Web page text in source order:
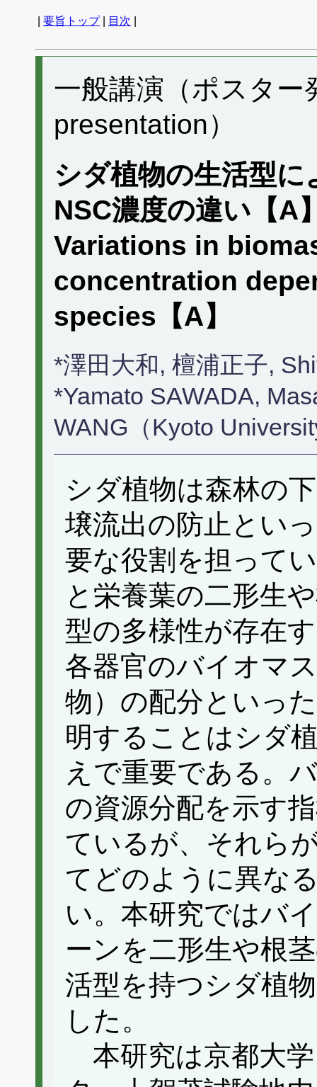
要旨トップ| 目次
一般講演（ポスタ
presentation）
シダ植物の生活型
NSC濃度の違い【A
Variations in
concentration
species【A】
*澤田大和, 檀浦正子,
*Yamato SAWADA,
WANG（Kyoto
シダ植物は森林の
壌流出の防止とい
要な役割を担って
と栄養葉の二形生
型の多様性が存在
各器官のバイオマ
物）の配分といっ
明することはシダ
えで重要である。
の資源分配を示す
ているが、それら
てどのように異な
い。本研究ではバ
ーンを二形生や根
活型を持つシダ植
した。
本研究は京都大